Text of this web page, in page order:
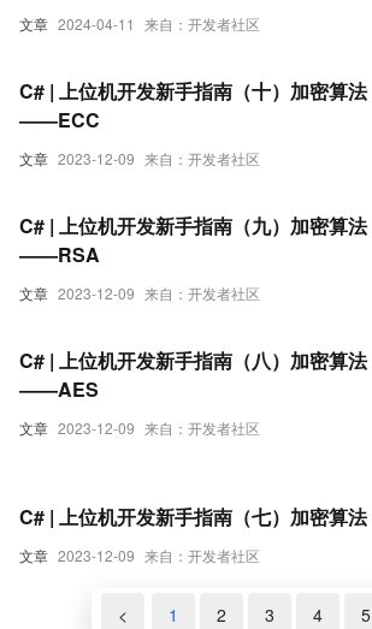
文章 2024-04-11 来自：开发者社区
文章 2023-12-09 来自：开发者社区
C# | 上位机开发新手指南（十）加密算法
——ECC
文章 2023-12-09 来自：开发者社区
C# | 上位机开发新手指南（九）加密算法
——RSA
文章 2023-12-09 来自：开发者社区
C# | 上位机开发新手指南（八）加密算法
——AES
文章 2023-12-09 来自：开发者社区
C# | 上位机开发新手指南（七）加密算法
< 1 2 3 4 5